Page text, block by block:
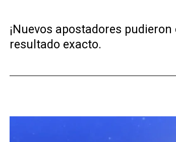
¡Nuevos apostadores
resultado exacto.